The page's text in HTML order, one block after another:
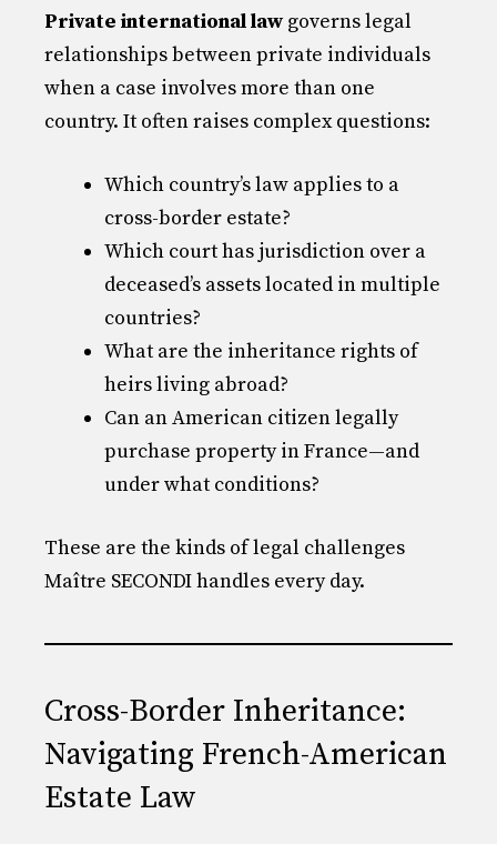
Private international law governs legal
relationships between private individuals
when a case involves more than one
country. It often raises complex questions:
Which country’s law applies to a
cross-border estate?
Which court has jurisdiction over a
deceased’s assets located in multiple
countries?
What are the inheritance rights of
heirs living abroad?
Can an American citizen legally
purchase property in France—and
under what conditions?
These are the kinds of legal challenges
Maître SECONDI handles every day.
Cross-Border Inheritance:
Navigating French-American
Estate Law